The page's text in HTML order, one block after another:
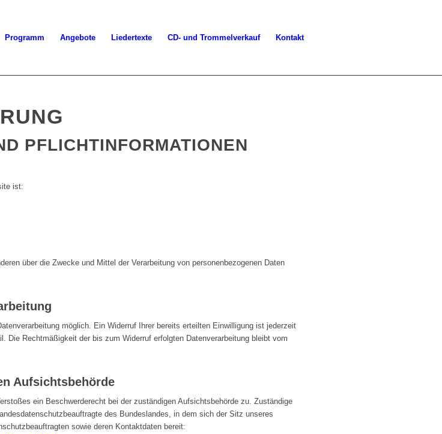
Programm Angebote Liedertexte CD- und Trommelverkauf Kontakt
PFLICHTINFORMATIONEN
ist:
über die Zwecke und Mittel der Verarbeitung von personenbezogenen Daten
möglich. Ein Widerruf Ihrer bereits erteilten Einwilligung ist jederzeit
Die Rechtmäßigkeit der bis zum Widerruf erfolgten Datenverarbeitung bleibt vom
Aufsichtsbehörde
ein Beschwerderecht bei der zuständigen Aufsichtsbehörde zu. Zuständige
des Bundeslandes, in dem sich der Sitz unseres
sowie deren Kontaktdaten bereit: